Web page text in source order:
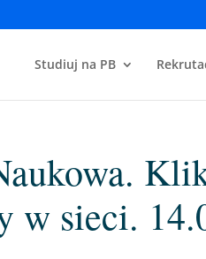
Studiuj na PB
w sieci.